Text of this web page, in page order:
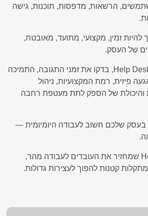
הרשאות, מדפסות, תוכנות, גישה
להיות זמין, מקצועי, מתועד, מאובטח,
של העסק.
לפני שבוחרים ספק Help Desk, בדקו את זמני התגובה, התמיכה
פיזית, רמת המקצועיות, ניהול
והיכולת של הספק לתת מעטפת רחבה
שלכם חשוב לעבודה היומיומית —
בחרו מוקד Help Desk שמחזיר את העובדים לעבודה מהר,
קטנות להפוך לעצירות גדולות.